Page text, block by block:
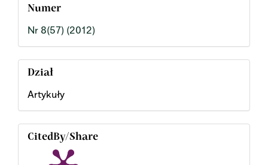
Numer
Nr 8(57) (2012)
Dział
Artykuły
CitedBy/Share